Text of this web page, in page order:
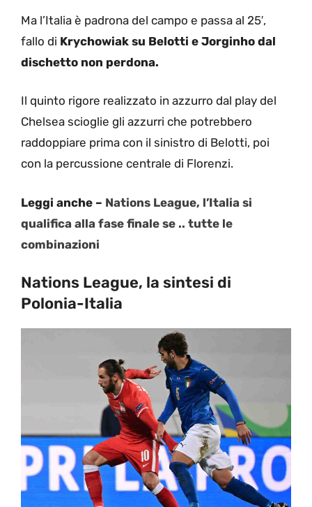
Ma l’Italia è padrona del campo e passa al 25′,
fallo di Krychowiak su Belotti e Jorginho dal
dischetto non perdona.
Il quinto rigore realizzato in azzurro dal play del
Chelsea scioglie gli azzurri che potrebbero
raddoppiare prima con il sinistro di Belotti, poi
con la percussione centrale di Florenzi.
Leggi anche – Nations League, l’Italia si
qualifica alla fase finale se .. tutte le
combinazioni
Nations League, la sintesi di
Polonia-Italia